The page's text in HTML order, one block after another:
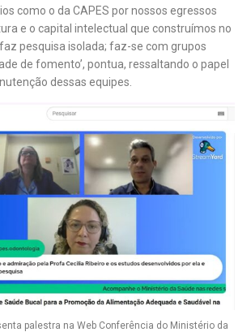
como o da CAPES por nossos egressos
e o capital intelectual que construímos no
pesquisa isolada; faz-se com grupos
de fomento’, pontua, ressaltando o papel
dessas equipes.
palestra na Web Conferência do Ministério da